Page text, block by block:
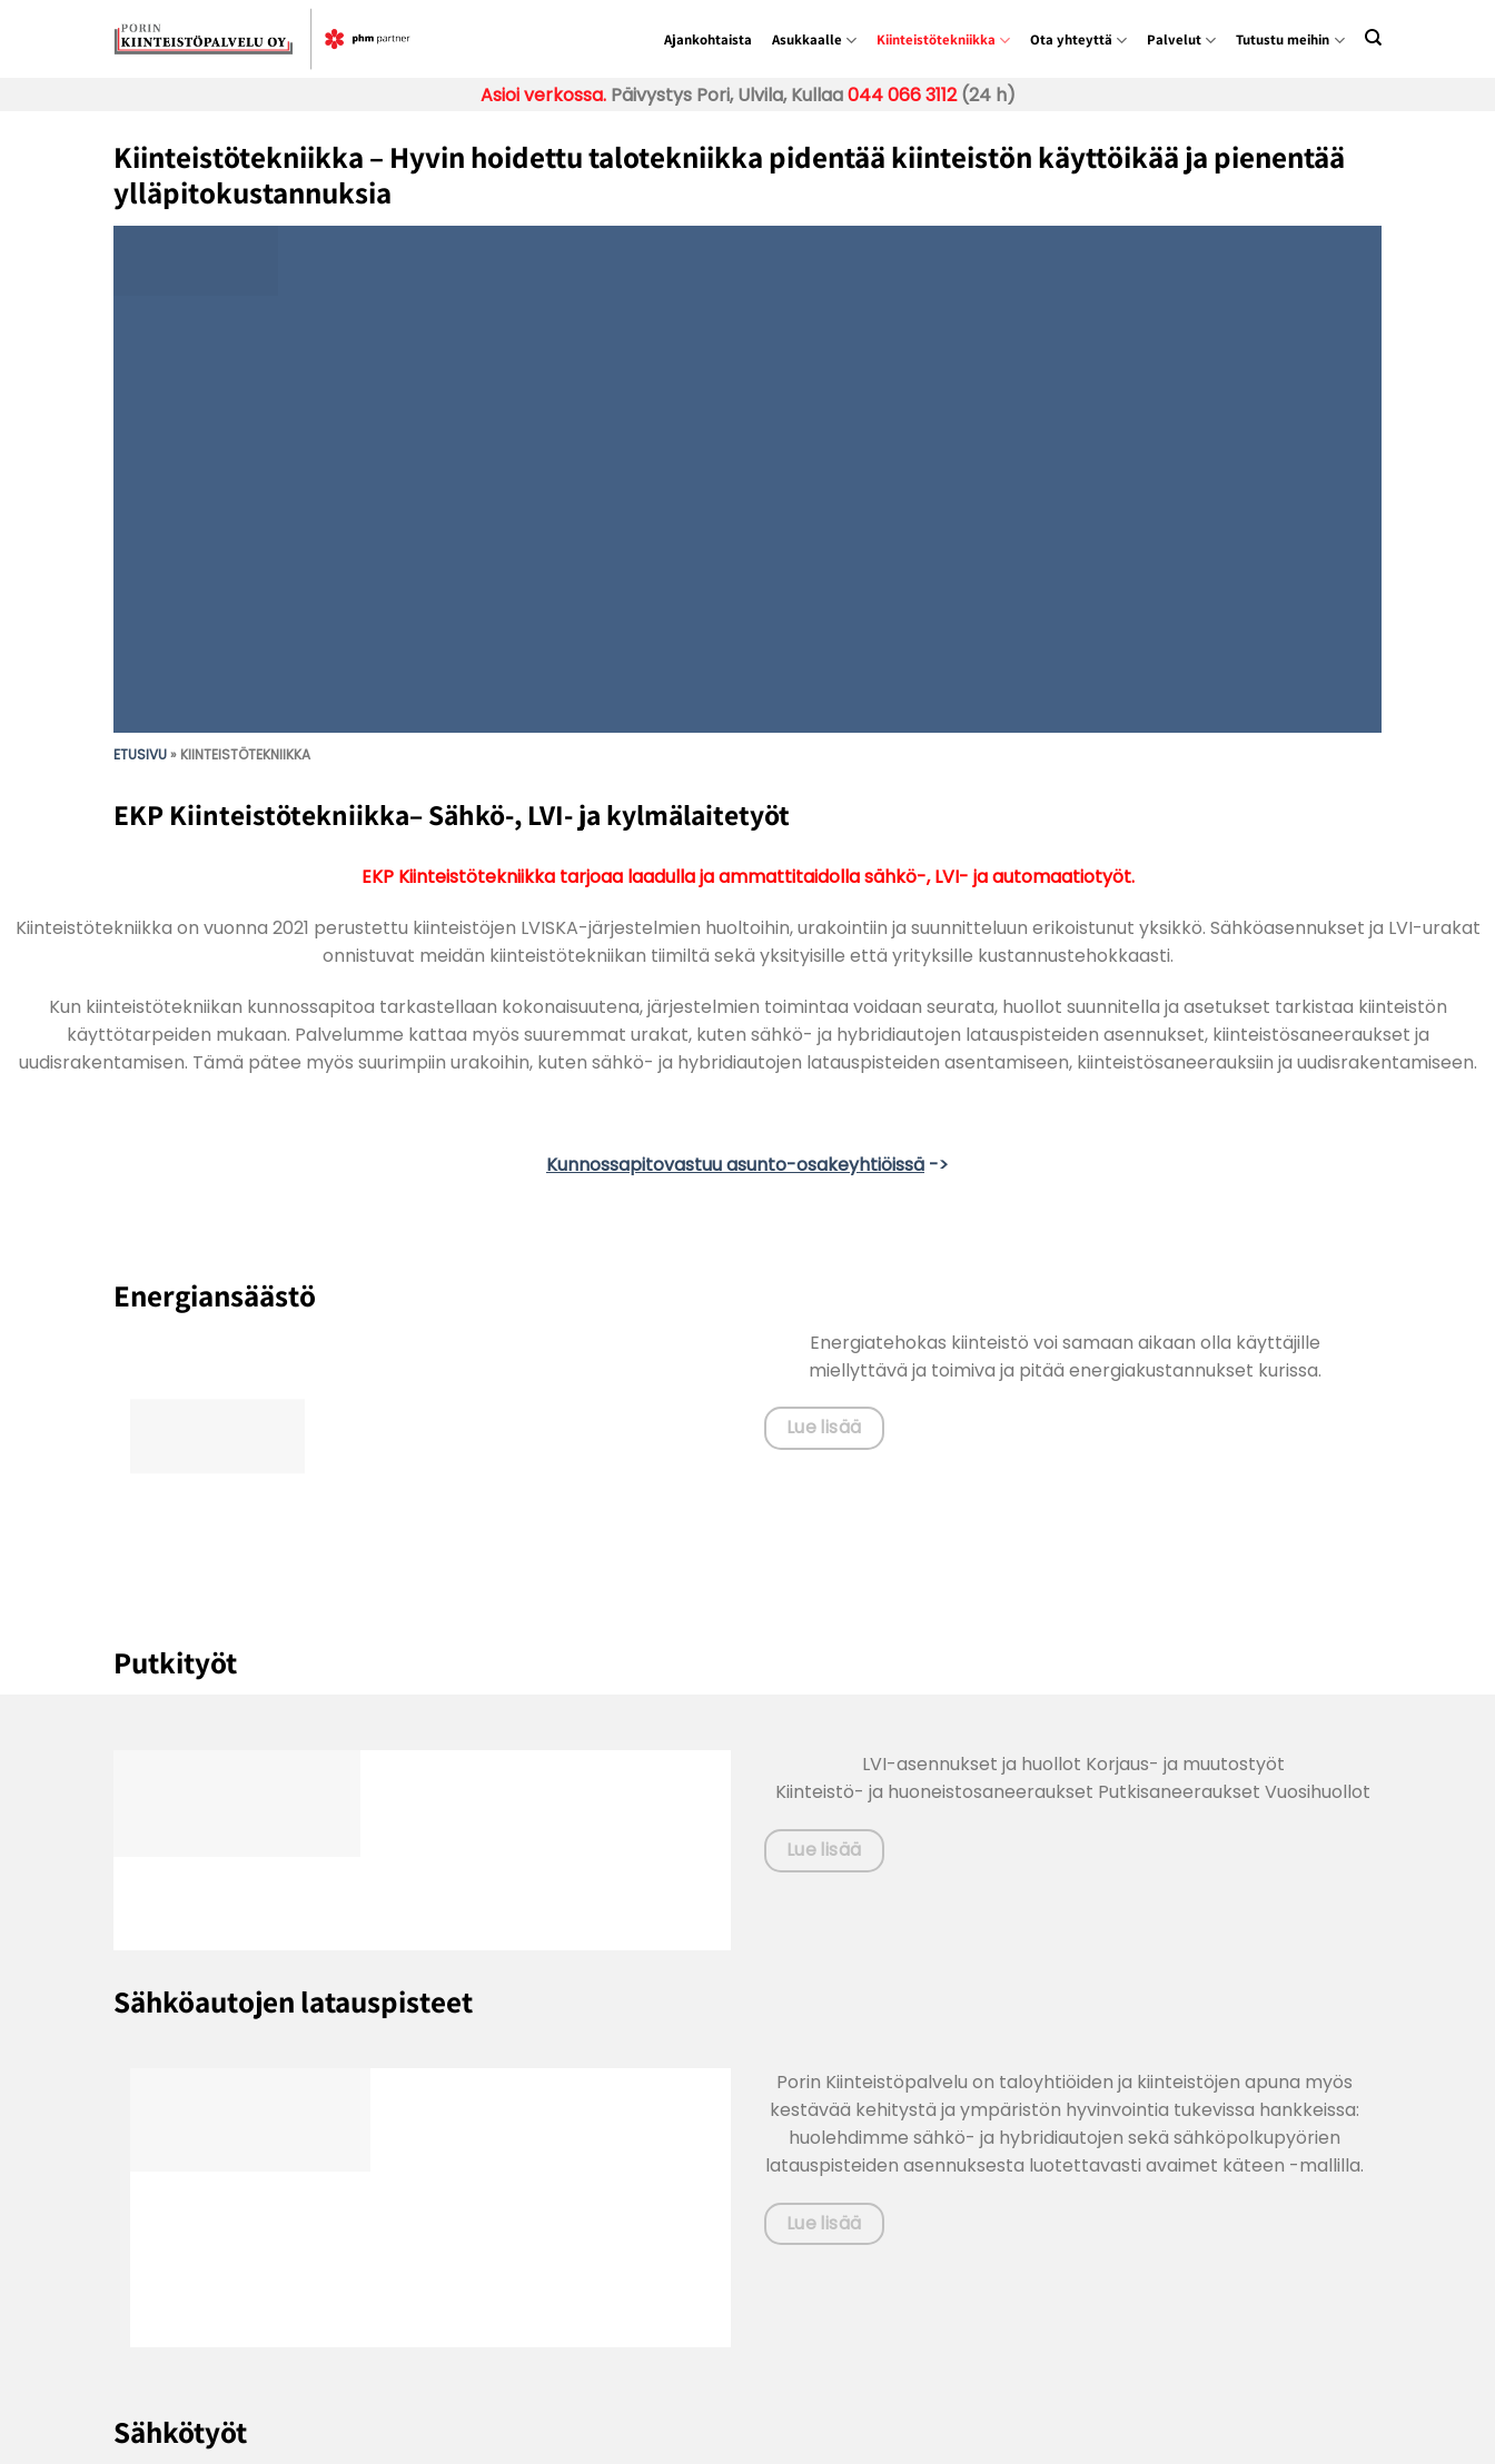
Ajankohtaista Asukkaalle Kiinteistötekniikka Ota yhteyttä Palvelut Tutustu meihin
Asioi verkossa.Päivystys Pori, Ulvila, Kullaa044 066 3112(24 h)
Kiinteistötekniikka – Hyvin hoidettu talotekniikka pidentää kiinteistön käyttöikää ja pienentää
ylläpitokustannuksia
ETUSIVU» KIINTEISTÖTEKNIIKKA
EKP Kiinteistötekniikka– Sähkö-, LVI- ja kylmälaitetyöt
EKP Kiinteistötekniikka tarjoaa laadulla ja ammattitaidolla sähkö-, LVI- ja automaatiotyöt.
Kiinteistötekniikka on vuonna 2021 perustettu kiinteistöjen LVISKA-järjestelmien huoltoihin, urakointiin ja suunnitteluun erikoistunut yksikkö. Sähköasennukset ja LVI-urakat
onnistuvat meidän kiinteistötekniikan tiimiltä sekä yksityisille että yrityksille kustannustehokkaasti.
Kun kiinteistötekniikan kunnossapitoa tarkastellaan kokonaisuutena, järjestelmien toimintaa voidaan seurata, huollot suunnitella ja asetukset tarkistaa kiinteistön
käyttötarpeiden mukaan. Palvelumme kattaa myös suuremmat urakat, kuten sähkö- ja hybridiautojen latauspisteiden asennukset, kiinteistösaneeraukset ja
uudisrakentamisen. Tämä pätee myös suurimpiin urakoihin, kuten sähkö- ja hybridiautojen latauspisteiden asentamiseen, kiinteistösaneerauksiin ja uudisrakentamiseen.
Kunnossapitovastuu asunto-osakeyhtiöissä ->
Energiansäästö
Energiatehokas kiinteistö voi samaan aikaan olla käyttäjille
miellyttävä ja toimiva ja pitää energiakustannukset kurissa.
Lue lisää
Putkityöt
LVI-asennukset ja huollot Korjaus- ja muutostyöt
Kiinteistö- ja huoneistosaneeraukset Putkisaneeraukset Vuosihuollot
Lue lisää
Sähköautojen latauspisteet
Porin Kiinteistöpalvelu on taloyhtiöiden ja kiinteistöjen apuna myös
kestävää kehitystä ja ympäristön hyvinvointia tukevissa hankkeissa:
huolehdimme sähkö- ja hybridiautojen sekä sähköpolkupyörien
latauspisteiden asennuksesta luotettavasti avaimet käteen -mallilla.
Lue lisää
Sähkötyöt